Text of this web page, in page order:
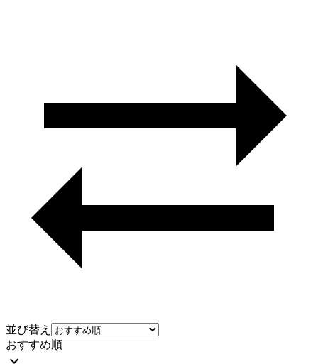
並び替え
おすすめ順